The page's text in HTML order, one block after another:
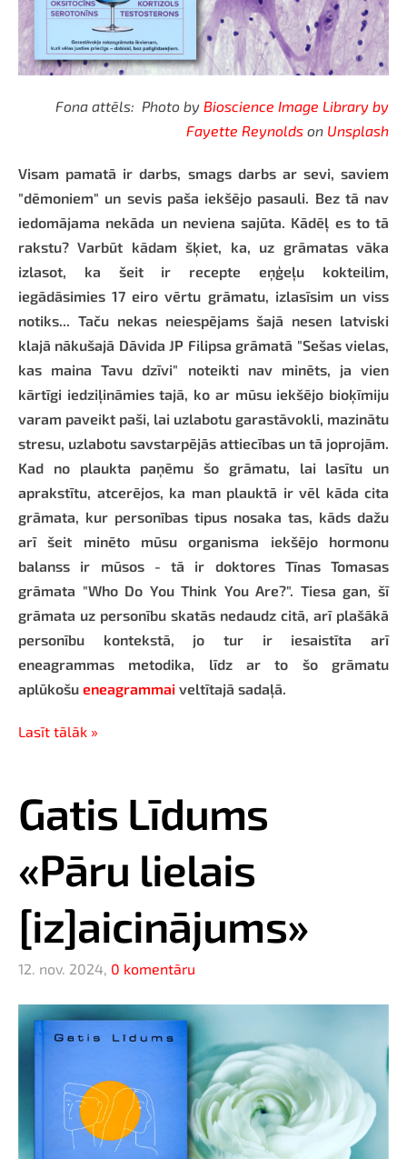
Fona attēls: Photo by Bioscience Image Library by
Fayette Reynolds on Unsplash
Visam pamatā ir darbs, smags darbs ar sevi, saviem
"dēmoniem" un sevis paša iekšējo pasauli. Bez tā nav
iedomājama nekāda un neviena sajūta. Kādēļ es to tā
rakstu? Varbūt kādam šķiet, ka, uz grāmatas vāka
izlasot, ka šeit ir recepte eņģeļu kokteilim,
iegādāsimies 17 eiro vērtu grāmatu, izlasīsim un viss
notiks... Taču nekas neiespējams šajā nesen latviski
klajā nākušajā Dāvida JP Filipsa grāmatā "Sešas vielas,
kas maina Tavu dzīvi" noteikti nav minēts, ja vien
kārtīgi iedziļināmies tajā, ko ar mūsu iekšējo bioķīmiju
varam paveikt paši, lai uzlabotu garastāvokli, mazinātu
stresu, uzlabotu savstarpējās attiecības un tā joprojām.
Kad no plaukta paņēmu šo grāmatu, lai lasītu un
aprakstītu, atcerējos, ka man plauktā ir vēl kāda cita
grāmata, kur personības tipus nosaka tas, kāds dažu
arī šeit minēto mūsu organisma iekšējo hormonu
balanss ir mūsos - tā ir doktores Tīnas Tomasas
grāmata "Who Do You Think You Are?". Tiesa gan, šī
grāmata uz personību skatās nedaudz citā, arī plašākā
personību kontekstā, jo tur ir iesaistīta arī
eneagrammas metodika, līdz ar to šo grāmatu
aplūkošu eneagrammai veltītajā sadaļā.
Lasīt tālāk »
Gatis Līdums
«Pāru lielais
[iz]aicinājums»
12. nov. 2024, 0 komentāru